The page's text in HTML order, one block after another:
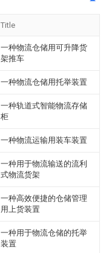
Title
一种物流仓储用可升降货
架推车
一种物流仓储用托举装置
一种轨道式智能物流存储
柜
一种物流运输用装车装置
一种用于物流输送的流利
式物流货架
一种高效便捷的仓储管理
用上货装置
一种用于物流仓储的托举
装置